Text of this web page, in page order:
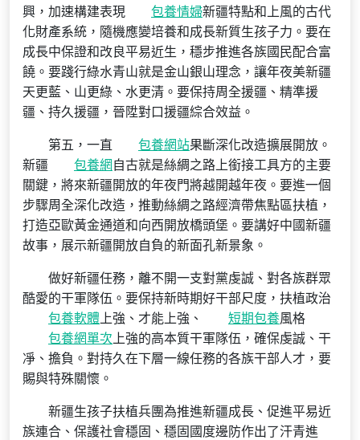
興，加速構建表現
包養情婦新疆特點和上風的古代
化財產系統，隨機應變培養和成長新質生孩子力。要在
成長中保證和改良平易近生，穩步推進各族國民配合富
饒。要踐行綠水青山就是金山銀山理念，讓年夜美新疆
天更藍、山更綠、水更清。要保持周全援疆、精準援
疆、持久援疆，晉陞對口援疆綜合效益。
第五，一直 包養網站果斷深化改造擴展開放。
新疆
包養網 自古就是絲綢之路上銜接工具方的主要
關鍵，將來新疆開放的年夜門將越開越年夜。要進一個
步驟周全深化改造，推動絲綢之路經濟帶焦點區扶植，
打造亞歐黃金通道和向西開放橋頭堡。要講好中國新疆
故事，展示新疆開放自負的新面孔新景象。
做好新疆任務，離不開一支對黨虔誠、對各族群眾
酷愛的干軍隊伍。要保持新時期好干部尺度，扶植政治
包養軟體上強、才能上強、 短期包養風格
包養網單次上強的高本質干軍隊伍，確保虔誠、干
凈、擔負。對持久在下層一線任務的各族干部人才，要
賜與特殊關懷。
新疆生孩子扶植兵團為推進新疆成長、促進平易近
族連合、保護社會穩固、穩固國度邊防作出了汗青進